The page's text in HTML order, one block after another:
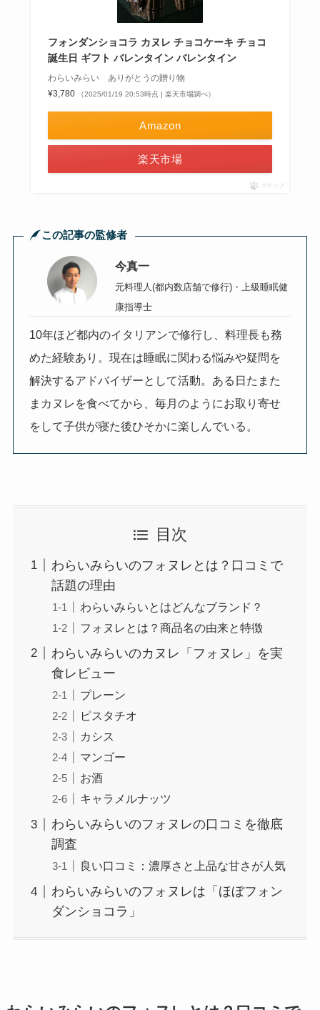
フォンダンショコラ カヌレ チョコケーキ チョコ
誕生日 ギフト バレンタイン バレンタイン
わらいみらい ありがとうの贈り物
¥3,780
（2025/01/19 20:53時点 | 楽天市場調べ）
Amazon
楽天市場
ポチップ
この記事の監修者
今真一
元料理人(都内数店舗で修行)・上級睡眠健
康指導士
10年ほど都内のイタリアンで修行し、料理長も務
めた経験あり。現在は睡眠に関わる悩みや疑問を
解決するアドバイザーとして活動。ある日たまた
まカヌレを食べてから、毎月のようにお取り寄せ
をして子供が寝た後ひそかに楽しんでいる。
目次
わらいみらいのフォヌレとは？口コミで
話題の理由
わらいみらいとはどんなブランド？
フォヌレとは？商品名の由来と特徴
わらいみらいのカヌレ「フォヌレ」を実
食レビュー
プレーン
ピスタチオ
カシス
マンゴー
お酒
キャラメルナッツ
わらいみらいのフォヌレの口コミを徹底
調査
良い口コミ：濃厚さと上品な甘さが人気
わらいみらいのフォヌレは「ほぼフォン
ダンショコラ」